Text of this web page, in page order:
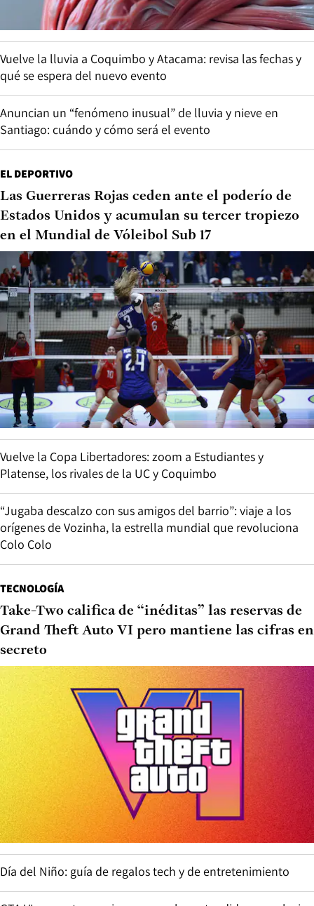
Vuelve la lluvia a Coquimbo y Atacama: revisa las fechas y
qué se espera del nuevo evento
Anuncian un “fenómeno inusual” de lluvia y nieve en
Santiago: cuándo y cómo será el evento
EL DEPORTIVO
Las Guerreras Rojas ceden ante el poderío de
Estados Unidos y acumulan su tercer tropiezo
en el Mundial de Vóleibol Sub 17
Vuelve la Copa Libertadores: zoom a Estudiantes y
Platense, los rivales de la UC y Coquimbo
“Jugaba descalzo con sus amigos del barrio”: viaje a los
orígenes de Vozinha, la estrella mundial que revoluciona
Colo Colo
TECNOLOGÍA
Take-Two califica de “inéditas” las reservas de
Grand Theft Auto VI pero mantiene las cifras en
secreto
Día del Niño: guía de regalos tech y de entretenimiento